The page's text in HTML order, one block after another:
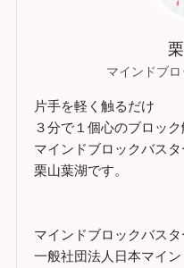
マインドブ
片手を軽く触るだけ
３分で１個心のブロッ
マインドブロックバスタ
栗山葉湖です。
マインドブロックバス
一般社団法人日本マイ